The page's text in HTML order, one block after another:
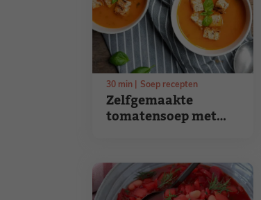
Zelfgemaakte
tomatensoep met
30 min Soep recepten